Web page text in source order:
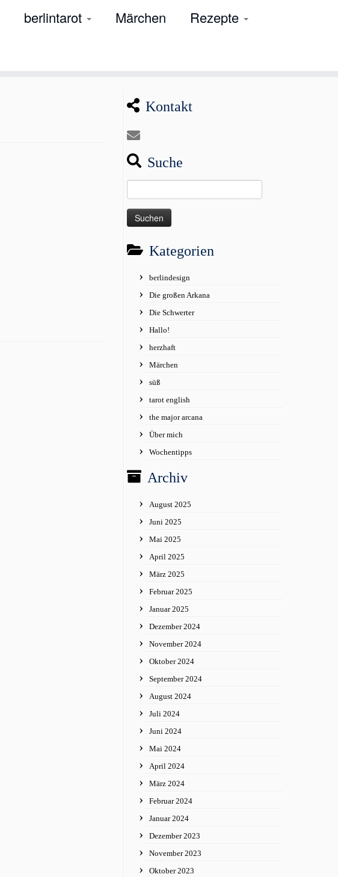
berlintarot Märchen
Rezepte
Kontakt
Suche
nach:
Kategorien
berlindesign
Die großen Arkana
Die Schwerter
Hallo!
herzhaft
Märchen
süß
tarot english
the major arcana
Über mich
Wochentipps
Archiv
August 2025
Juni 2025
Mai 2025
April 2025
März 2025
Februar 2025
Januar 2025
Dezember 2024
November 2024
Oktober 2024
September 2024
August 2024
Juli 2024
Juni 2024
Mai 2024
April 2024
März 2024
Februar 2024
Januar 2024
Dezember 2023
November 2023
Oktober 2023